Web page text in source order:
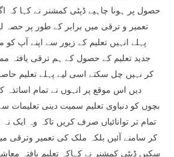
حصول پر ہونا چاہیے ڈپٹی کمشنر نے کہا کہ
تعمیر و ترقی میں برابر کے طور پر حصہ
پہلے انہیں تعلیم کے زیور سے اپنے آپ کو
جدید تعلیم کے حصول کے ہم ترقی یافتہ
کر نہیں چل سکتے اسی لیے پہلے تعلیم
دیں اس موقع پر انہوں نے تمام اساتذہ
بچوں کو دنیاوی تعلیم سمیت دینی تعلیمات
تمام تر توانائیاں صرف کریں تاکہ وہ ایک
کر سامنے آئیں بلکہ ملک کی تعمیر وترقی
سکیں ڈپٹی کمشنر نے کہاکہ تعلیم یافتہ